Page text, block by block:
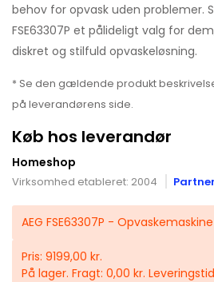
behov for opvask uden problemer.
FSE63307P et pålideligt valg for
diskret og stilfuld opvaskeløsning.
* Se den gældende produkt
på leverandørens side.
Køb hos leverandør
Homeshop
Virksomhed etableret: 2004
AEG FSE63307P -
Pris: 9199,00 kr.
På lager. Fragt: 0,00 kr.